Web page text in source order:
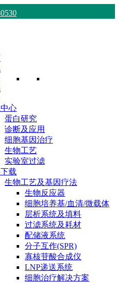
心
蛋白研究
诊断及应用
细胞基因治疗
生物工艺
实验室过滤
载
生物工艺及基因疗法
生物反应器
细胞培养基/血清/微载体
层析系统及填料
过滤系统及耗材
配储液系统
分子互作(SPR)
寡核苷酸合成仪
LNP递送系统
细胞治疗解决方案